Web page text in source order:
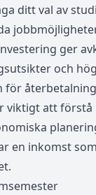
ditt val av
ger
och
för
viktigt att
en inkomst